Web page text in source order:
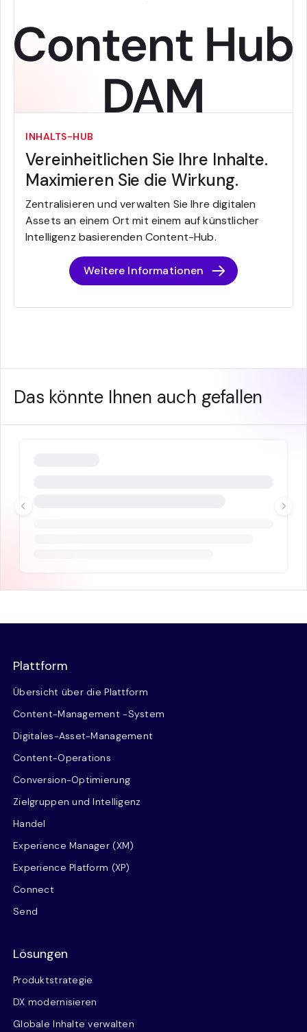
INHALTS-HUB
Vereinheitlichen Sie Ihre Inhalte.
Maximieren Sie die Wirkung.
Zentralisieren und verwalten Sie Ihre digitalen
Assets an einem Ort mit einem auf künstlicher
Intelligenz basierenden Content-Hub.
Weitere Informationen
Das könnte Ihnen auch gefallen
Plattform
Übersicht über die Plattform
Content-Management -System
Digitales-Asset-Management
Content-Operations
Conversion-Optimierung
Zielgruppen und Intelligenz
Handel
Experience Manager (XM)
Experience Platform (XP)
Connect
Send
Lösungen
Produktstrategie
DX modernisieren
Globale Inhalte verwalten